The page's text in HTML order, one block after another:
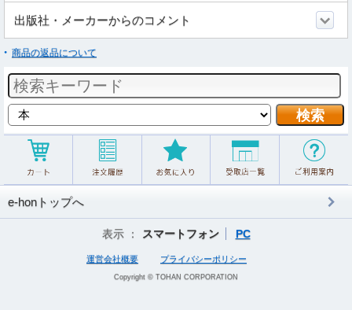
出版社・メーカーからのコメント
商品の返品について
e-honトップへ
表示 ： スマートフォン PC
運営会社概要 プライバシーポリシー
Copyright © TOHAN CORPORATION